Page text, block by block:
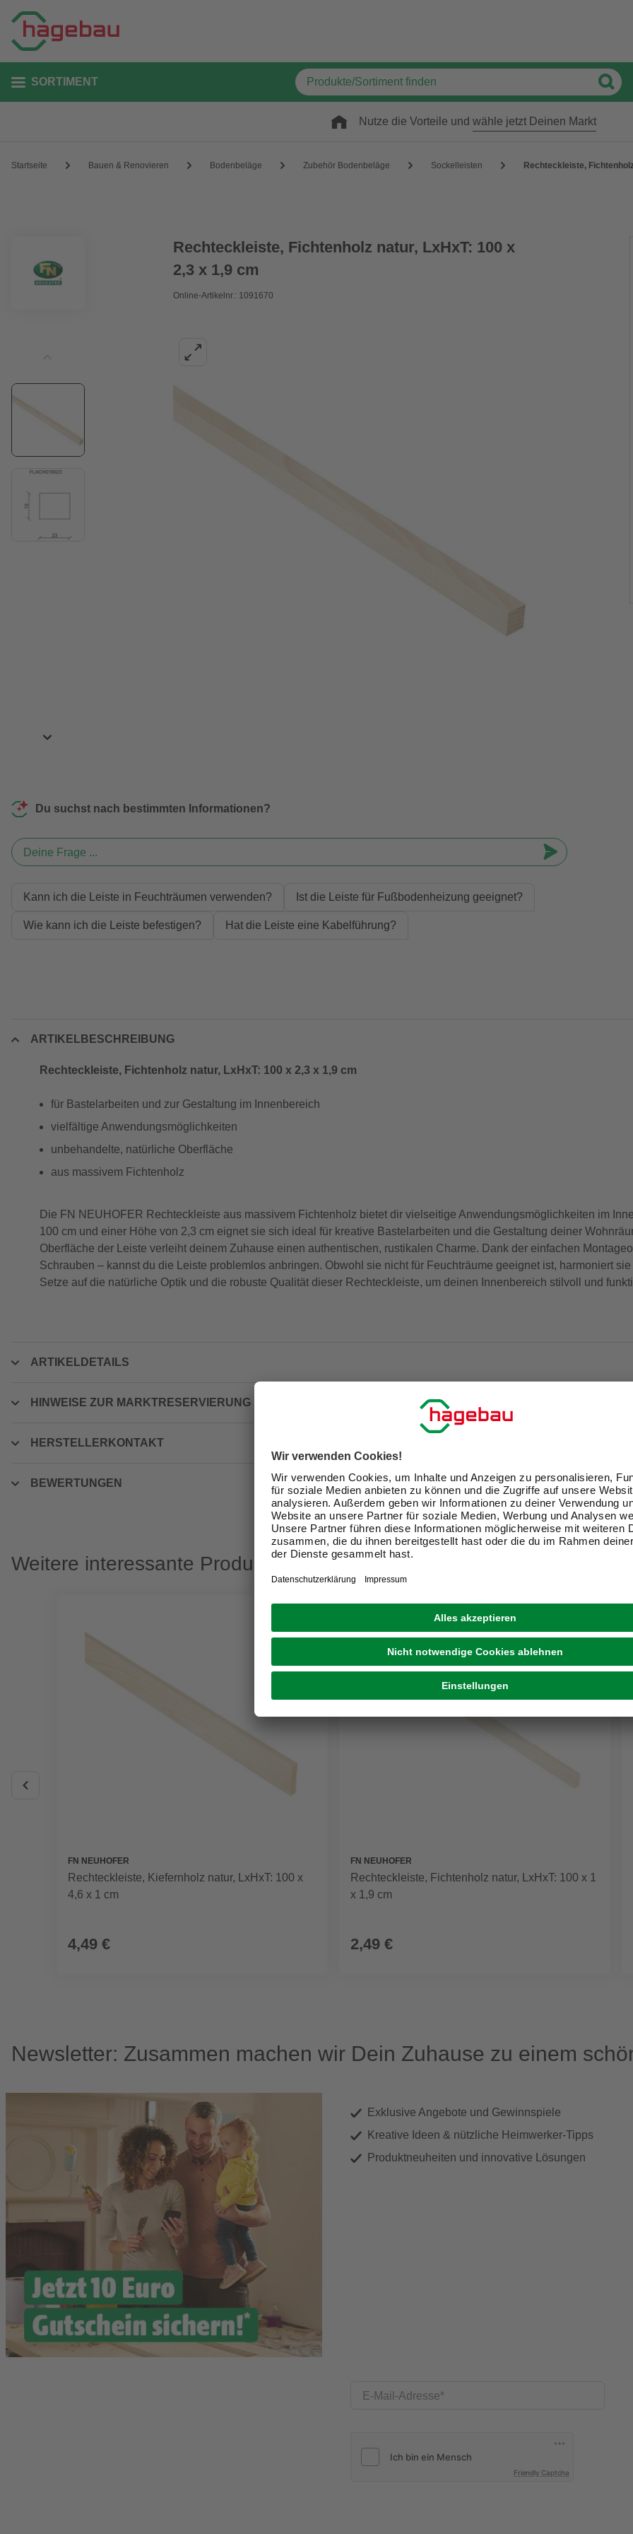
SORTIMENT
Nutze die Vorteile und wähle jetzt Deinen Markt
Startseite Bauen & Renovieren Bodenbeläge Zubehör Bodenbeläge Sockelleisten Rechteckleiste,
Rechteckleiste, Fichtenholz natur, LxHxT: 100 x
2,3 x 1,9 cm
Online-Artikelnr.: 1091670
Du suchst nach bestimmten Informationen?
Deine Frage ...
Kann ich die Leiste in Feuchträumen verwenden? Ist die Leiste für Fußbodenheizung geeignet?
Wie kann ich die Leiste befestigen? Hat die Leiste eine Kabelführung?
ARTIKELBESCHREIBUNG
Rechteckleiste, Fichtenholz natur, LxHxT: 100 x 2,3 x 1,9 cm
für Bastelarbeiten und zur Gestaltung im Innenbereich
vielfältige Anwendungsmöglichkeiten
unbehandelte, natürliche Oberfläche
aus massivem Fichtenholz
Die FN NEUHOFER Rechteckleiste aus massivem Fichtenholz bietet dir vielseitige Anwendungsmöglichkeiten im
100 cm und einer Höhe von 2,3 cm eignet sie sich ideal für kreative Bastelarbeiten und die Gestaltung deiner
Oberfläche der Leiste verleiht deinem Zuhause einen authentischen, rustikalen Charme. Dank der einfachen
Schrauben – kannst du die Leiste problemlos anbringen. Obwohl sie nicht für Feuchträume geeignet ist, harmoniert
Setze auf die natürliche Optik und die robuste Qualität dieser Rechteckleiste, um deinen Innenbereich stilvoll und
ARTIKELDETAILS
HINWEISE ZUR MARKTRESERVIERUNG
HERSTELLERKONTAKT
BEWERTUNGEN
Weitere interessante Produkte
FN NEUHOFER
Rechteckleiste, Kiefernholz natur, LxHxT: 100 x
4,6 x 1 cm
4,49 €
FN NEUHOFER
Rechteckleiste, Fichtenholz natur, LxHxT: 100 x 1
x 1,9 cm
2,49 €
Newsletter: Zusammen machen wir Dein Zuhause zu einem
Exklusive Angebote und Gewinnspiele
Kreative Ideen & nützliche Heimwerker-Tipps
Produktneuheiten und innovative Lösungen
E-Mail-Adresse
Friendly Captcha